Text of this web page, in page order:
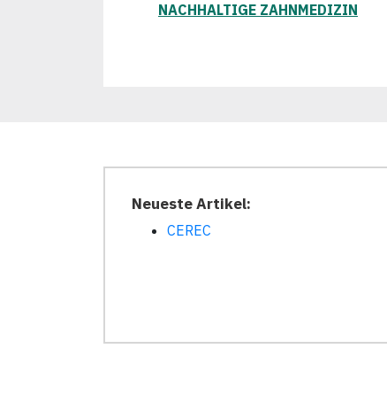
NACHHALTIGE ZAHNMEDIZIN
Neueste Artikel:
CEREC